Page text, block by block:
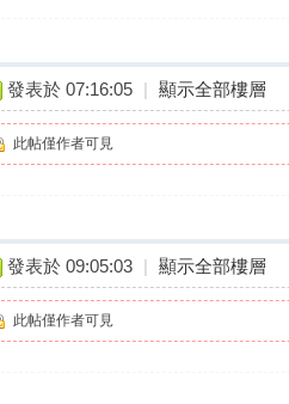
發表於 07:16:05 | 顯示全部樓層
此帖僅作者可見
發表於 09:05:03 | 顯示全部樓層
此帖僅作者可見